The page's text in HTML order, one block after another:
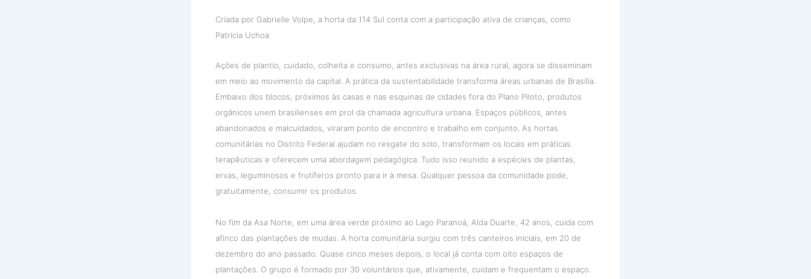
Criada por Gabrielle Volpe, a horta da 114 Sul conta com a participação ativa de crianças, como
Patrícia Uchoa
Ações de plantio, cuidado, colheita e consumo, antes exclusivas na área rural, agora se disseminam
em meio ao movimento da capital. A prática da sustentabilidade transforma áreas urbanas de Brasília.
Embaixo dos blocos, próximos às casas e nas esquinas de cidades fora do Plano Piloto, produtos
orgânicos unem brasilienses em prol da chamada agricultura urbana. Espaços públicos, antes
abandonados e malcuidados, viraram ponto de encontro e trabalho em conjunto. As hortas
comunitárias no Distrito Federal ajudam no resgate do solo, transformam os locais em práticas
terapêuticas e oferecem uma abordagem pedagógica. Tudo isso reunido a espécies de plantas,
ervas, leguminosos e frutíferos pronto para ir à mesa. Qualquer pessoa da comunidade pode,
gratuitamente, consumir os produtos.
No fim da Asa Norte, em uma área verde próximo ao Lago Paranoá, Alda Duarte, 42 anos, cuida com
afinco das plantações de mudas. A horta comunitária surgiu com três canteiros iniciais, em 20 de
dezembro do ano passado. Quase cinco meses depois, o local já conta com oito espaços de
plantações. O grupo é formado por 30 voluntários que, ativamente, cuidam e frequentam o espaço.